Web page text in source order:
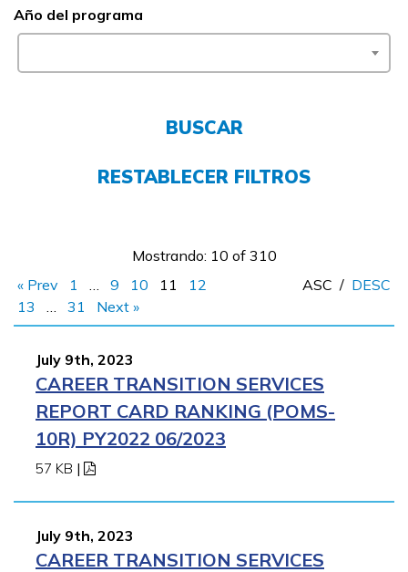
FAQs
Año del programa
BUSCAR
RESTABLECER FILTROS
Mostrando: 10 of 310
« Prev
1 … 9 10 11
12
13
… 31 Next »
ASC / DESC
July 9th, 2023
CAREER TRANSITION SERVICES
REPORT CARD RANKING (POMS-
10R) PY2022 06/2023
57 KB |
July 9th, 2023
CAREER TRANSITION SERVICES